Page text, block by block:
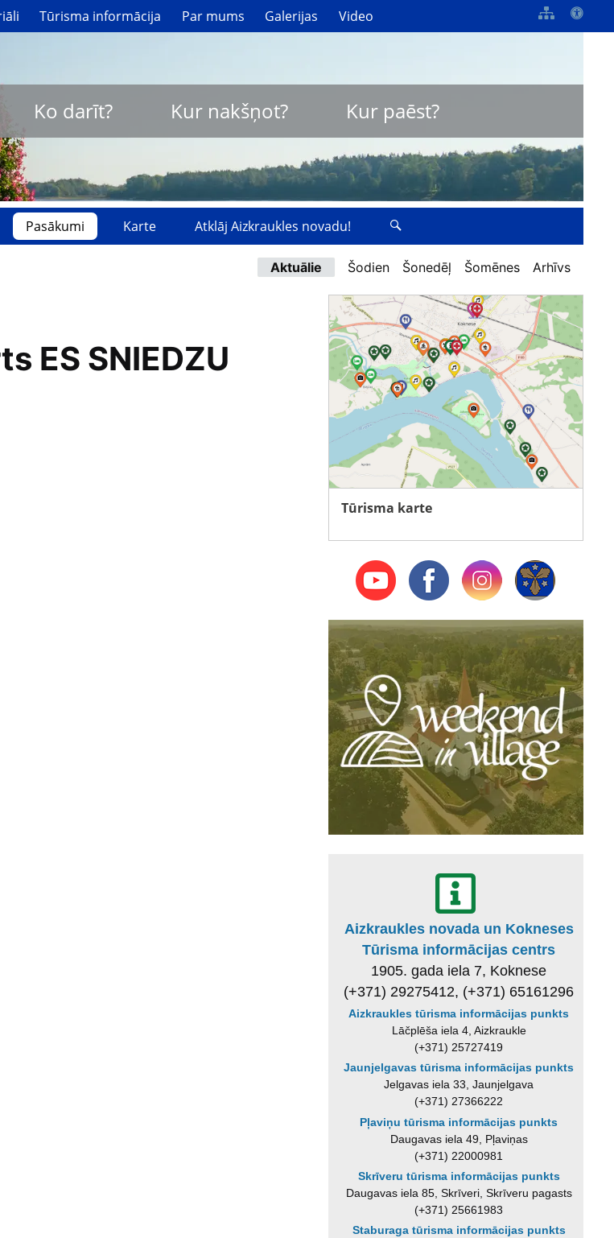
Tūrisma informācija Par mums Galerijas Video
Ko darīt? Kur nakšņot? Kur paēst?
Pasākumi Karte Atklāj Aizkraukles novadu!
Aktuālie Šodien Šonedēļ Šomēnes Arhīvs
ES SNIEDZU
Tūrisma karte
Aizkraukles novada un Kokneses
Tūrisma informācijas centrs
1905. gada iela 7, Koknese
(+371) 29275412, (+371) 65161296
Aizkraukles tūrisma informācijas punkts
Lāčplēša iela 4, Aizkraukle
(+371) 25727419
Jaunjelgavas tūrisma informācijas punkts
Jelgavas iela 33, Jaunjelgava
(+371) 27366222
Pļaviņu tūrisma informācijas punkts
Daugavas iela 49, Pļaviņas
(+371) 22000981
Skrīveru tūrisma informācijas punkts
Daugavas iela 85, Skrīveri, Skrīveru pagasts
(+371) 25661983
Staburaga tūrisma informācijas punkts